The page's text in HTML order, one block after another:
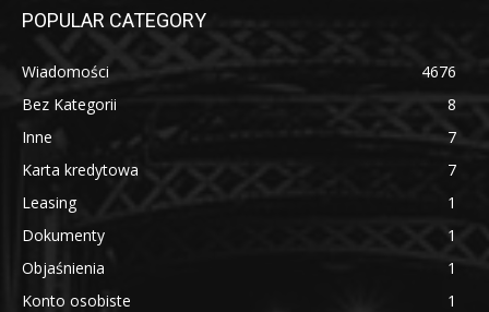
POPULAR CATEGORY
Wiadomości
4676
Bez Kategorii
8
Inne
7
Karta kredytowa
7
Leasing
1
Dokumenty
1
Objaśnienia
1
Konto osobiste
1